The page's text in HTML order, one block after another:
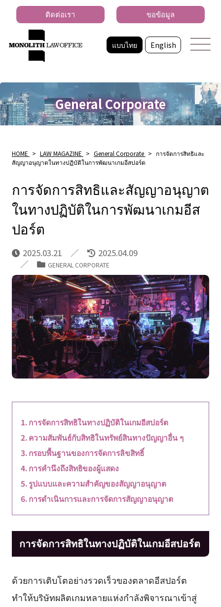
แบบไทย English
ติดต่อเรา ขอข้อมูล
General Corporate
HOME > LAW MAGAZINE > General Corporate > การจัดการสิทธิและ
สัญญาอนุญาตในทางปฏิบัติในการพัฒนาเกมอีสปอร์ต
การจัดการสิทธิและสัญญาอนุญาต
ในทางปฏิบัติในการพัฒนาเกมอีส
ปอร์ต
2025.03.21 2025.04.09
GENERAL CORPORATE
การจัดการสิทธิในทางปฏิบัติในเกมอีสปอร์ต
ความสัมพันธ์กับสิทธิในทรัพย์สินทางปัญญาอื่น ๆ
กรอบพื้นฐานของการจัดการลิขสิทธิ์
การคำนึงถึงสิทธิของผู้แสดง
รูปแบบและความสำคัญของสัญญาอนุญาต
การดำเนินการและการจัดการสัญญาอนุญาต
การจัดการสิทธิในทางปฏิบัติในเกมอีสปอร์ต
ด้วยการเติบโตอย่างรวดเร็วของตลาดอีสปอร์ต
ทำให้บริษัทผลิตเกมหลายแห่งกำลังพิจารณาเข้าสู่